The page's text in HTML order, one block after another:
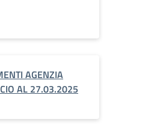
AGENZIA
AL 27.03.2025